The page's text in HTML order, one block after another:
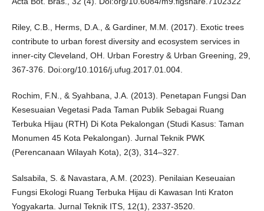
Riley, C.B., Herms, D.A., & Gardiner, M.M. (2017). Exotic trees
contribute to urban forest diversity and ecosystem services in
inner-city Cleveland, OH. Urban Forestry & Urban Greening, 29,
367-376. Doi:org/10.1016/j.ufug.2017.01.004.
Rochim, F.N., & Syahbana, J.A. (2013). Penetapan Fungsi Dan
Kesesuaian Vegetasi Pada Taman Publik Sebagai Ruang
Terbuka Hijau (RTH) Di Kota Pekalongan (Studi Kasus: Taman
Monumen 45 Kota Pekalongan). Jurnal Teknik PWK
(Perencanaan Wilayah Kota), 2(3), 314–327.
Salsabila, S. & Navastara, A.M. (2023). Penilaian Keseuaian
Fungsi Ekologi Ruang Terbuka Hijau di Kawasan Inti Kraton
Yogyakarta. Jurnal Teknik ITS, 12(1), 2337-3520.